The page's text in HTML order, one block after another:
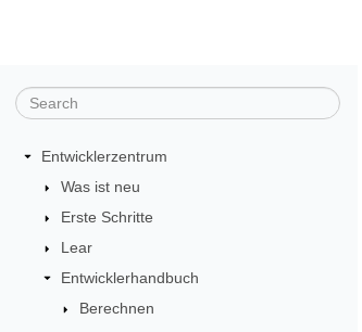
Entwicklerzentrum
Was ist neu
Erste Schritte
Lear
Entwicklerhandbuch
Berechnen